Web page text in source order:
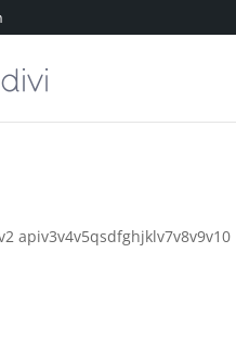
apiv3v4v5qsdfghjklv7v8v9v10